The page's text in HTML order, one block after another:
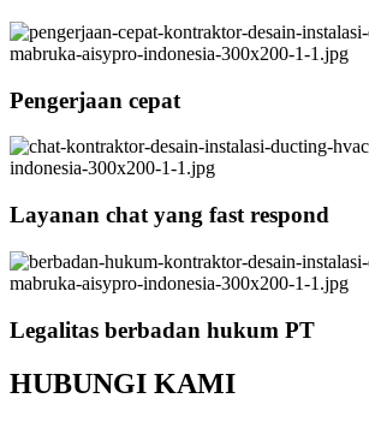
Pengerjaan cepat
Layanan chat yang fast respond
Legalitas berbadan hukum PT
HUBUNGI KAMI